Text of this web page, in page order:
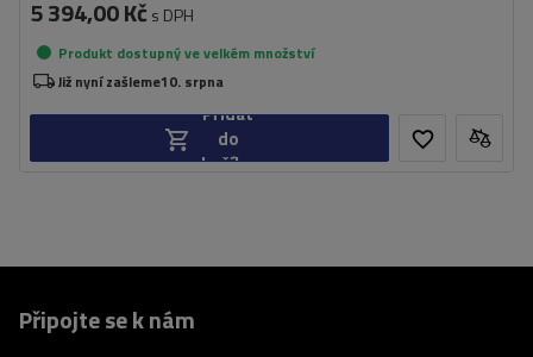
5 394,00 Kč s DPH
Produkt dostupný ve velkém množství
Již nyní zašleme10. srpna
Přidat
do
košíku
Připojte se k nám